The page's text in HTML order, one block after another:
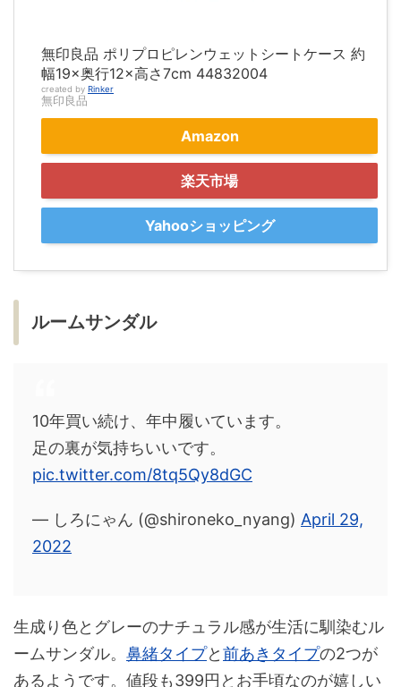
無印良品 ポリプロピレンウェットシートケース 約
幅19×奥行12×高さ7cm 44832004
created by Rinker
無印良品
Amazon
楽天市場
Yahooショッピング
ルームサンダル
10年買い続け、年中履いています。
足の裏が気持ちいいです。
pic.twitter.com/8tq5Qy8dGC
— しろにゃん (@shironeko_nyang) April 29,
2022
生成り色とグレーのナチュラル感が生活に馴染むル
ームサンダル。 鼻緒タイプと前あきタイプの2つが
あるようです。値段も399円とお手頃なのが嬉しい